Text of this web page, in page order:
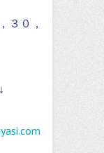
３０，